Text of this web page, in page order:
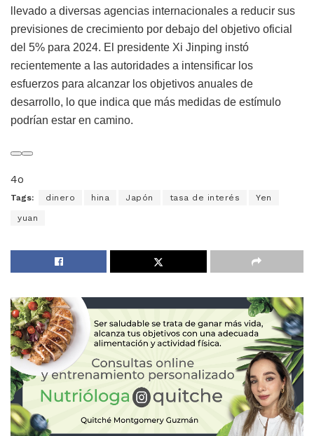
llevado a diversas agencias internacionales a reducir sus
previsiones de crecimiento por debajo del objetivo oficial
del 5% para 2024. El presidente Xi Jinping instó
recientemente a las autoridades a intensificar los
esfuerzos para alcanzar los objetivos anuales de
desarrollo, lo que indica que más medidas de estímulo
podrían estar en camino.
4o
Tags: dinero hina Japón tasa de interés Yen
yuan